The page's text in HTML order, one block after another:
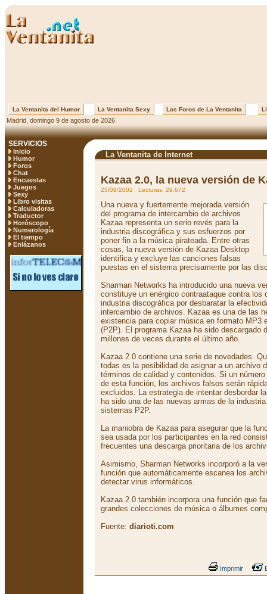
La Ventanita del Humor La Ventanita Sexy Los Foros de La Ventanita
Madrid, domingo 9 de agosto de 2026
SERVICIOS
Inicio
Humor
Foros
Chat
Encuestas
Juegos
Sexy
Libro visitas
Calculadoras
Traductor
Horóscopo
Numerología
El tiempo
Enlázanos
La Ventanita de Internet
Kazaa 2.0, la nueva versión de
25/09/2002 Lecturas: 29.672
Una nueva y fuertemente mejorada versión
del programa de intercambio de archivos
Kazaa representa un serio revés para la
industria discográfica y sus esfuerzos por
poner fin a la música pirateada. Entre otras
cosas, la nueva versión de Kazaa Desktop
identifica y excluye las canciones falsas
puestas en el sistema precisamente por las
Sharman Networks ha introducido una nueva
constituye un enérgico contraataque contra los
industria discográfica por desbaratar la
intercambio de archivos. Kazaa es una de las
existencia para copiar música en formato MP3
(P2P). El programa Kazaa ha sido descargado
millones de veces durante el último año.
Kazaa 2.0 contiene una serie de novedades.
todas es la posibilidad de asignar a un archivo
términos de calidad y contenidos. Si un
de esta función, los archivos falsos serán
excluidos. La estrategia de intentar desbordar
ha sido una de las nuevas armas de la
sistemas P2P.
La maniobra de Kazaa para asegurar que la
sea usada por los participantes en la red
frecuentes una descarga prioritaria de los
Asimismo, Sharman Networks incorporó a la
función que automáticamente escanea los
detectar virus informáticos.
Kazaa 2.0 también incorpora una función que
grandes colecciones de música o álbumes
Fuente: diarioti.com
Imprimir